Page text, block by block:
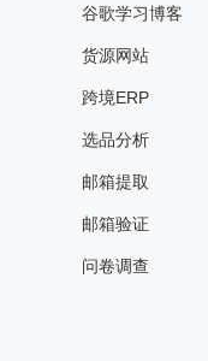
谷歌学习博客
货源网站
跨境ERP
选品分析
邮箱提取
邮箱验证
问卷调查